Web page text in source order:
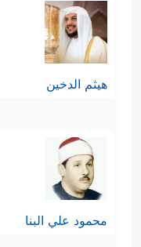
هيثم الدخين
محمود علي البنا